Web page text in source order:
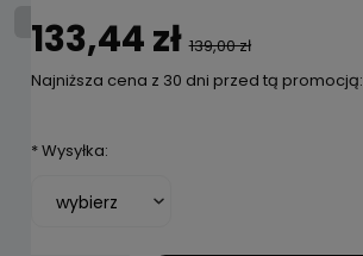
133,44 zł 139,00 zł
Najniższa cena z 30 dni przed tą promocją:
*Wysyłka: